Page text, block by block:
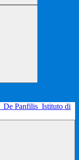
De Panfilis Istituto di